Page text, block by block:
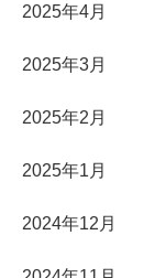
2025年4月
2025年3月
2025年2月
2025年1月
2024年12月